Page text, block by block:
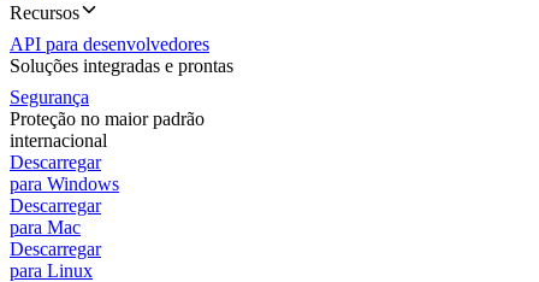
Recursos
API para desenvolvedores
Soluções integradas e prontas
Segurança
Proteção no maior padrão
internacional
Descarregar
para Windows
Descarregar
para Mac
Descarregar
para Linux